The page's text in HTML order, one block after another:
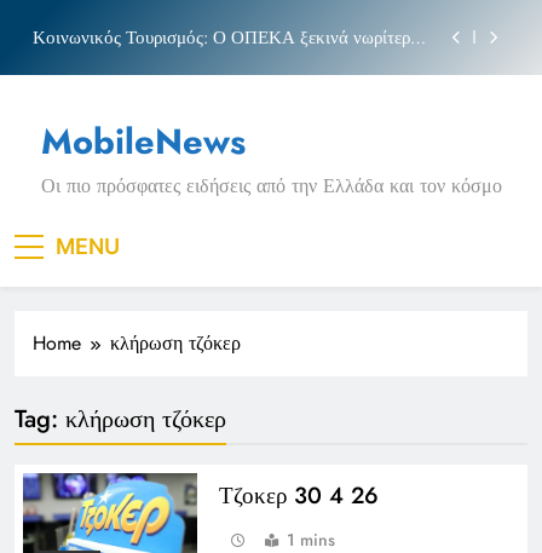
content
Κοινωνικός Τουρισμός: Ο ΟΠΕΚΑ ξεκινά νωρίτερα
Νέα Κρήτη: Σαρακήνικο και η φράση «Κρήτη
ΟΦΗ»
Πριγκιπάτο Στάδιο
Κοινωνικός Τουρισμός: Ο ΟΠΕΚΑ ξεκινά νωρίτερα
τις αιτήσεις
Μπέσσυ αργυράκη
Νέα Κρήτη: Σαρακήνικο και η φράση «Κρήτη
MobileNews
Οι πιο πρόσφατες ειδήσεις από την Ελλάδα και τον κόσμο
MENU
Home κλήρωση τζόκερ
Tag: κλήρωση τζόκερ
Τζοκερ 30 4 26
1 mins